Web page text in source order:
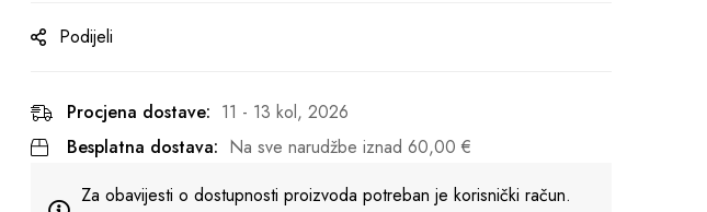
Podijeli
Procjena dostave: 11 - 13 kol, 2026
Besplatna dostava: Na sve narudžbe iznad 60,00 €
Za obavijesti o dostupnosti proizvoda potreban je korisnički račun.